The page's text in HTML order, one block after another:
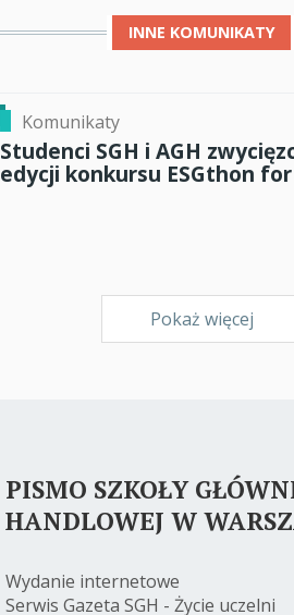
INNE KOMUNIKATY
Komunikaty
Studenci SGH i AGH
edycji konkursu ESGthon
Pokaż więcej
PISMO SZKOŁY
HANDLOWEJ W
Wydanie internetowe
Serwis Gazeta SGH - Życie uczelni